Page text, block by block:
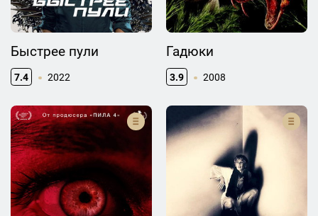
Быстрее пули
7.4 2022
Гадюки
3.9 2008